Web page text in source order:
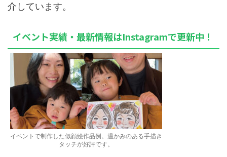
介しています。
イベント実績・最新情報はInstagramで更新中！
イベントで制作した似顔絵作品例。温かみのある手描き
タッチが好評です。